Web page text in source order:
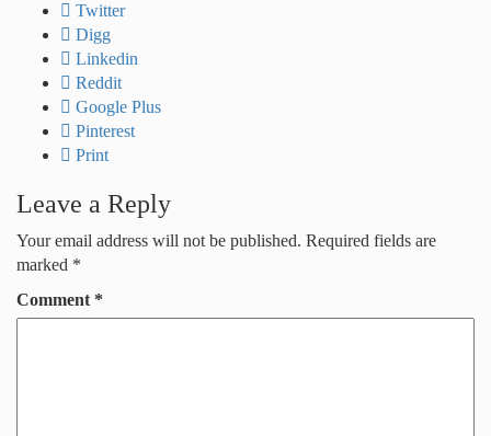
Twitter
Digg
Linkedin
Reddit
Google Plus
Pinterest
Print
Leave a Reply
Your email address will not be published. Required fields are
marked *
Comment *